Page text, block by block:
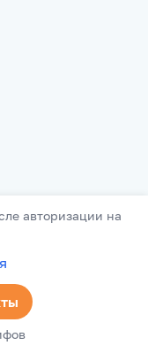
авторизации на